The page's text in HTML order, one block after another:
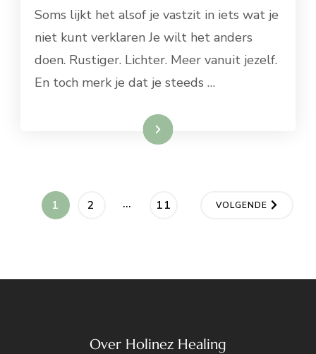
Soms lijkt het alsof je vastzit in iets wat je
niet kunt verklaren Je wilt het anders
doen. Rustiger. Lichter. Meer vanuit jezelf.
En toch merk je dat je steeds …
Lees meer
Berichten
PAGINA
1 PAGINA
2 … PAGINA
11 VOLGENDE
Over Holinez Healing